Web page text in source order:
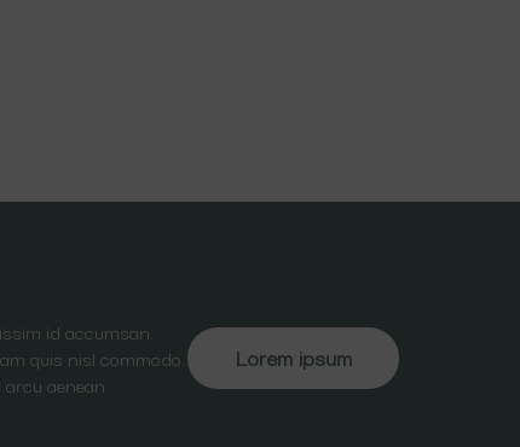
id accumsan.
quis nisl commodo.
aenean.
Lorem ipsum